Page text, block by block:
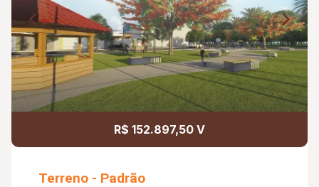
R$ 152.897,50 V
Terreno - Padrão